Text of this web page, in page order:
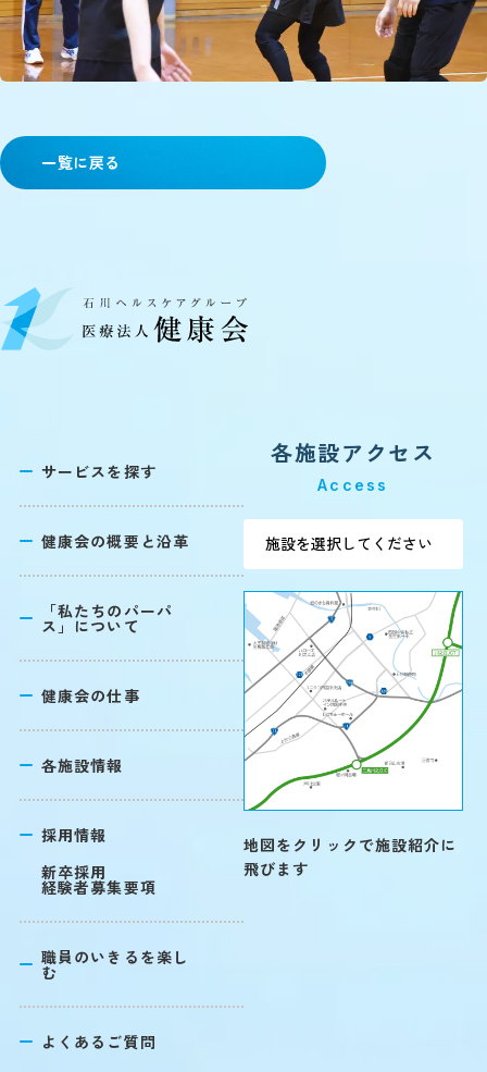
一覧に戻る
サービスを探す
健康会の概要と沿革
「私たちのパーパ
ス」について
健康会の仕事
各施設情報
採用情報
新卒採用
経験者募集要項
職員のいきるを楽し
む
よくあるご質問
各施設アクセス
Access
地図をクリックで施設紹介に
飛びます